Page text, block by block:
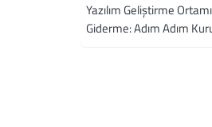
Yazılım Geliştirme
Giderme: Adım Adım